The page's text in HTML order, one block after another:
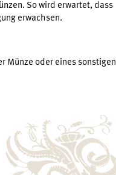
So wird erwartet, dass
erwachsen.
Münze oder eines sonstigen